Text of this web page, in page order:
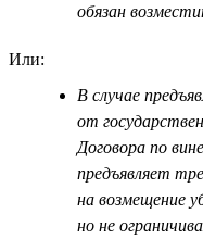
обязан
Или:
В случае
от
Договора по
предъявляет
на возмещение
но не